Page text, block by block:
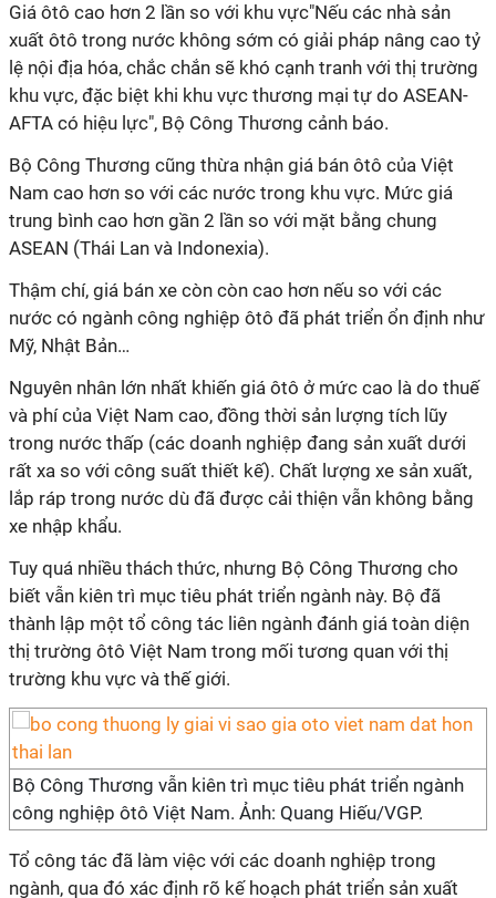
Giá ôtô cao hơn 2 lần so với khu vực"Nếu các nhà sản
xuất ôtô trong nước không sớm có giải pháp nâng cao tỷ
lệ nội địa hóa, chắc chắn sẽ khó cạnh tranh với thị trường
khu vực, đặc biệt khi khu vực thương mại tự do ASEAN-
AFTA có hiệu lực", Bộ Công Thương cảnh báo.
Bộ Công Thương cũng thừa nhận giá bán ôtô của Việt
Nam cao hơn so với các nước trong khu vực. Mức giá
trung bình cao hơn gần 2 lần so với mặt bằng chung
ASEAN (Thái Lan và Indonexia).
Thậm chí, giá bán xe còn còn cao hơn nếu so với các
nước có ngành công nghiệp ôtô đã phát triển ổn định như
Mỹ, Nhật Bản…
Nguyên nhân lớn nhất khiến giá ôtô ở mức cao là do thuế
và phí của Việt Nam cao, đồng thời sản lượng tích lũy
trong nước thấp (các doanh nghiệp đang sản xuất dưới
rất xa so với công suất thiết kế). Chất lượng xe sản xuất,
lắp ráp trong nước dù đã được cải thiện vẫn không bằng
xe nhập khẩu.
Tuy quá nhiều thách thức, nhưng Bộ Công Thương cho
biết vẫn kiên trì mục tiêu phát triển ngành này. Bộ đã
thành lập một tổ công tác liên ngành đánh giá toàn diện
thị trường ôtô Việt Nam trong mối tương quan với thị
trường khu vực và thế giới.
Bộ Công Thương vẫn kiên trì mục tiêu phát triển ngành
công nghiệp ôtô Việt Nam. Ảnh: Quang Hiếu/VGP.
Tổ công tác đã làm việc với các doanh nghiệp trong
ngành, qua đó xác định rõ kế hoạch phát triển sản xuất